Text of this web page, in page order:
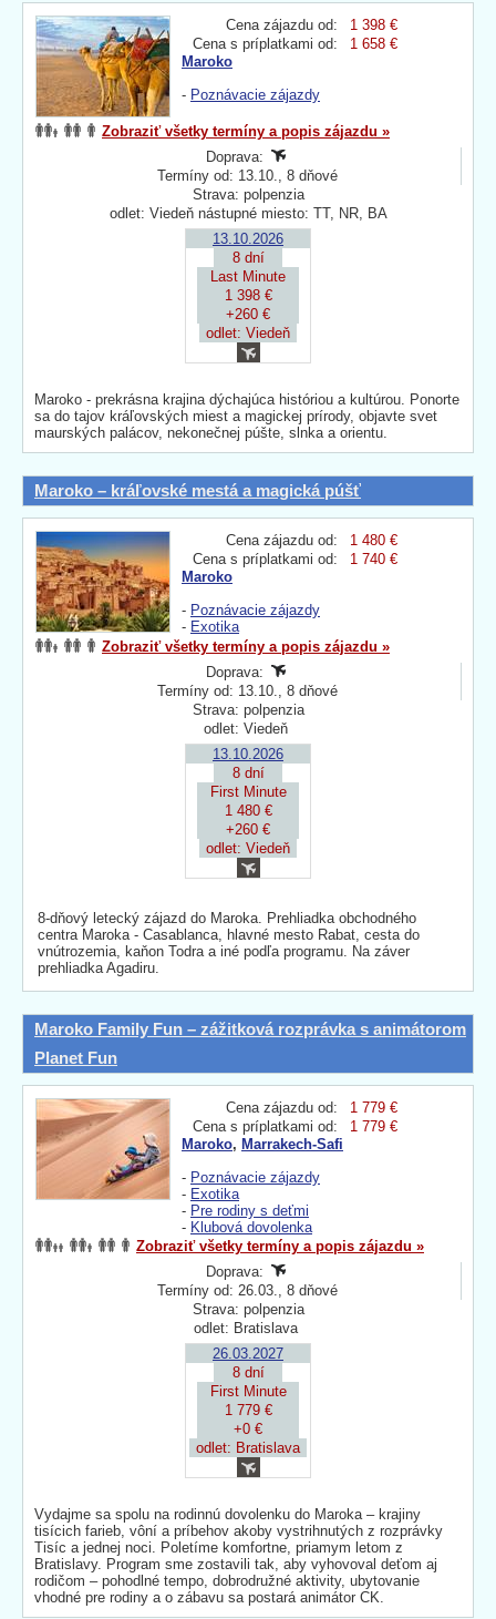
Cena zájazdu od:
1 398 €
Cena s príplatkami od:
1 658 €
Maroko
- Poznávacie zájazdy
Zobraziť všetky termíny a popis zájazdu »
Doprava:
Termíny od: 13.10., 8 dňové
Strava: polpenzia
odlet: Viedeň nástupné miesto: TT, NR, BA
13.10.2026
8 dní
Last Minute
1 398 €
+260 €
odlet: Viedeň
Maroko - prekrásna krajina dýchajúca históriou a kultúrou. Ponorte
sa do tajov kráľovských miest a magickej prírody, objavte svet
maurských palácov, nekonečnej púšte, slnka a orientu.
Maroko – kráľovské mestá a magická púšť
Cena zájazdu od:
1 480 €
Cena s príplatkami od:
1 740 €
Maroko
- Poznávacie zájazdy
- Exotika
Zobraziť všetky termíny a popis zájazdu »
Doprava:
Termíny od: 13.10., 8 dňové
Strava: polpenzia
odlet: Viedeň
13.10.2026
8 dní
First Minute
1 480 €
+260 €
odlet: Viedeň
8-dňový letecký zájazd do Maroka. Prehliadka obchodného
centra Maroka - Casablanca, hlavné mesto Rabat, cesta do
vnútrozemia, kaňon Todra a iné podľa programu. Na záver
prehliadka Agadiru.
Maroko Family Fun – zážitková rozprávka s animátorom
Planet Fun
Cena zájazdu od:
1 779 €
Cena s príplatkami od:
1 779 €
Maroko, Marrakech-Safi
- Poznávacie zájazdy
- Exotika
- Pre rodiny s deťmi
- Klubová dovolenka
Zobraziť všetky termíny a popis zájazdu »
Doprava:
Termíny od: 26.03., 8 dňové
Strava: polpenzia
odlet: Bratislava
26.03.2027
8 dní
First Minute
1 779 €
+0 €
odlet: Bratislava
Vydajme sa spolu na rodinnú dovolenku do Maroka – krajiny
tisícich farieb, vôní a príbehov akoby vystrihnutých z rozprávky
Tisíc a jednej noci. Poletíme komfortne, priamym letom z
Bratislavy. Program sme zostavili tak, aby vyhovoval deťom aj
rodičom – pohodlné tempo, dobrodružné aktivity, ubytovanie
vhodné pre rodiny a o zábavu sa postará animátor CK.